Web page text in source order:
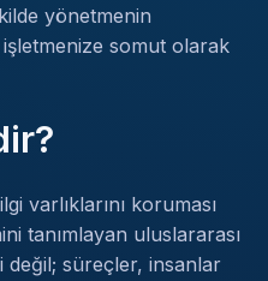
yönetmenin
işletmenize somut olarak
varlıklarını koruması
tanımlayan uluslararası
değil; süreçler, insanlar